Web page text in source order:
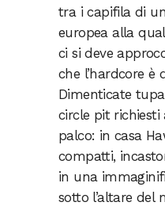
tra i capifila di
europea alla
ci si deve
che l’hardcore è
Dimenticate
circle pit richiesti
palco: in casa
compatti,
in una
sotto l’altare del